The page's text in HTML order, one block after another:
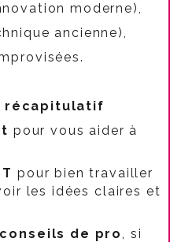
moderne),
ancienne),
récapitulatif
pour vous aider à
pour bien travailler
les idées claires et
conseils de pro, si